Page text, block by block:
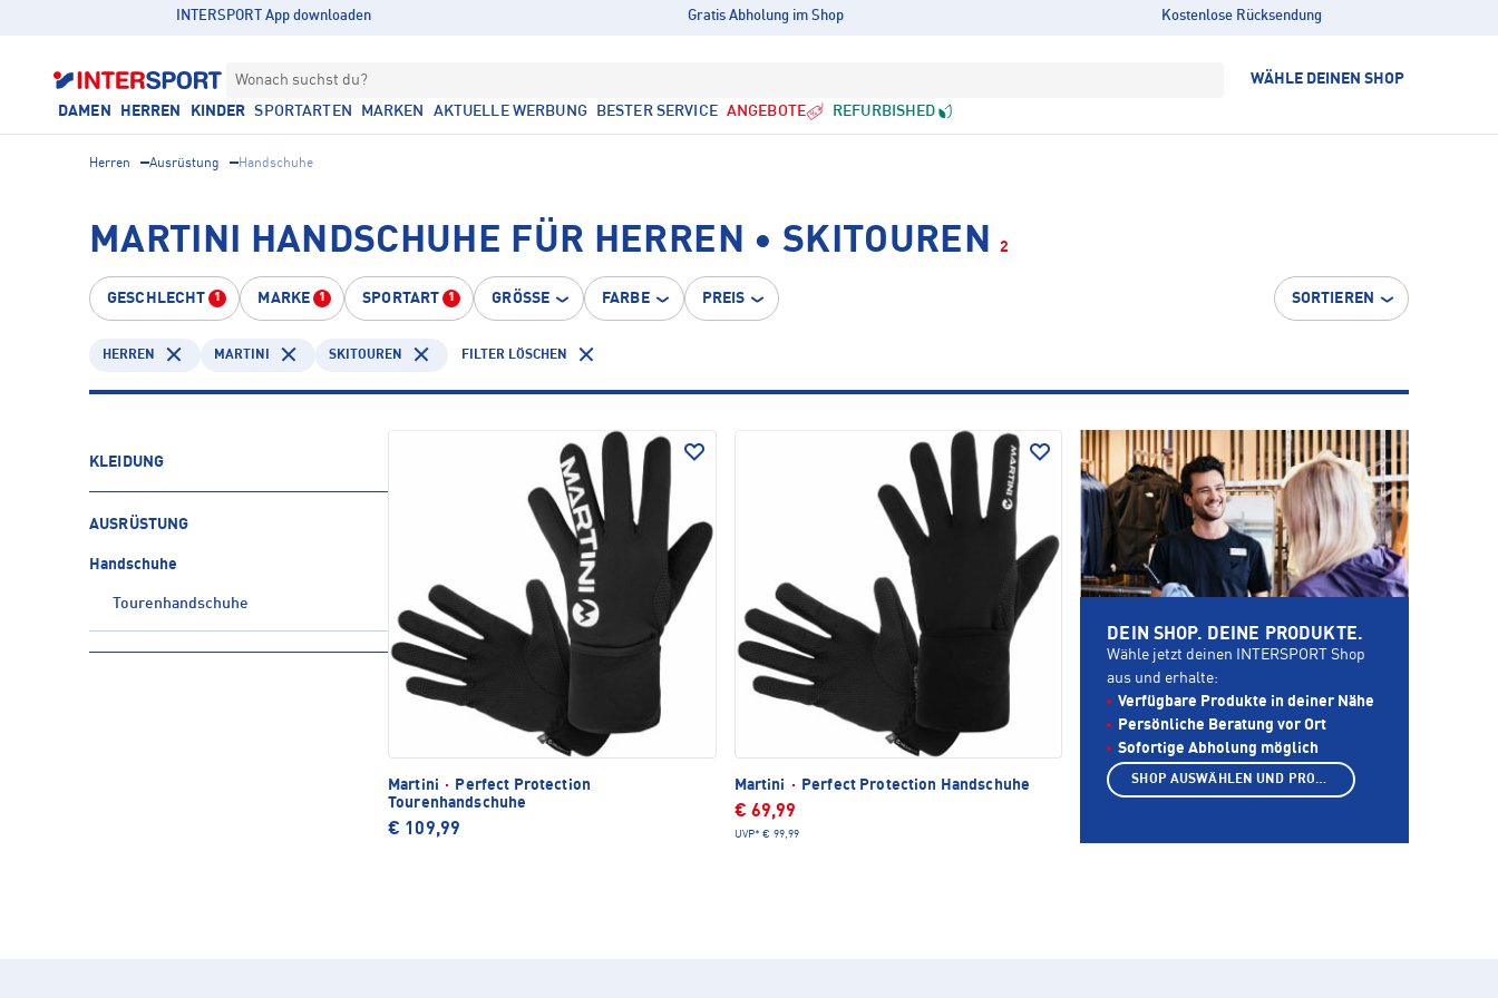
INTERSPORT App downloaden Gratis Abholung im Shop Kostenlose Rücksendung
Wonach suchst du? WÄHLE DEINEN SHOP
DAMEN HERREN KINDER SPORTARTEN MARKEN AKTUELLE WERBUNG BESTER SERVICE ANGEBOTE REFURBISHED
Herren Ausrüstung Handschuhe
MARTINI HANDSCHUHE FÜR HERREN • SKITOUREN 2
GESCHLECHT 1 MARKE 1 SPORTART 1 GRÖSSE FARBE PREIS SORTIEREN
HERREN MARTINI SKITOUREN FILTER LÖSCHEN
KLEIDUNG
AUSRÜSTUNG
Handschuhe
Tourenhandschuhe
Martini ·
Perfect Protection
Tourenhandschuhe
€ 109,99
Martini · Perfect Protection Handschuhe
€ 69,99
UVP* € 99,99
DEIN SHOP. DEINE PRODUKTE.
Wähle jetzt deinen INTERSPORT Shop
aus und erhalte:
Verfügbare Produkte in deiner Nähe
Persönliche Beratung vor Ort
Sofortige Abholung möglich
SHOP AUSWÄHLEN UND PRODUKTE ANZEIGEN